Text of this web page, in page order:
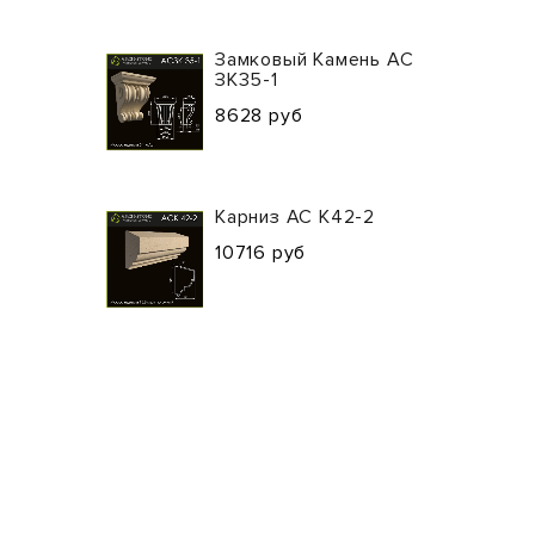
Замковый Камень АС
ЗК35-1
8628 руб
Карниз АС К42-2
10716 руб